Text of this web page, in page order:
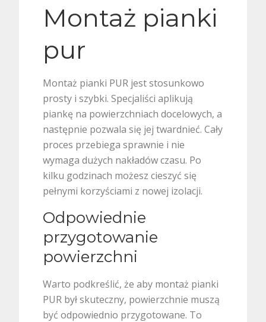
Montaż pianki
pur
Montaż pianki PUR jest stosunkowo
prosty i szybki. Specjaliści aplikują
piankę na powierzchniach docelowych, a
następnie pozwala się jej twardnieć. Cały
proces przebiega sprawnie i nie
wymaga dużych nakładów czasu. Po
kilku godzinach możesz cieszyć się
pełnymi korzyściami z nowej izolacji.
Odpowiednie
przygotowanie
powierzchni
Warto podkreślić, że aby montaż pianki
PUR był skuteczny, powierzchnie muszą
być odpowiednio przygotowane. To